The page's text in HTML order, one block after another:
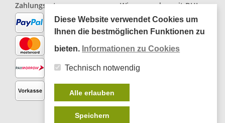
Zahlungsarten: Wir versenden mitDHL
Paketservice
Diese Website verwendet Cookies um
Ihnen die bestmöglichen Funktionen zu
bieten. Informationen zu Cookies
Technisch notwendig
Alle erlauben
Speichern